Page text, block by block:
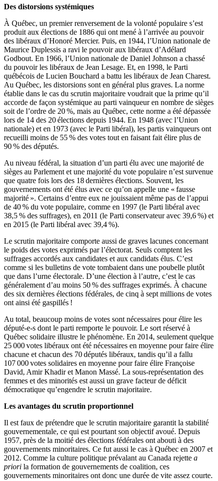
Des distorsions systémiques
À Québec, un premier renversement de la volonté populaire s’est
produit aux élections de 1886 qui ont mené à l’arrivée au pouvoir
des libéraux d’Honoré Mercier. Puis, en 1944, l’Union nationale de
Maurice Duplessis a ravi le pouvoir aux libéraux d’Adélard
Godbout. En 1966, l’Union nationale de Daniel Johnson a chassé
du pouvoir les libéraux de Jean Lesage. Et, en 1998, le Parti
québécois de Lucien Bouchard a battu les libéraux de Jean Charest.
Au Québec, les distorsions sont en général plus graves. La norme
établie dans le cas du scrutin majoritaire voudrait que la prime qu’il
accorde de façon systémique au parti vainqueur en nombre de sièges
soit de l’ordre de 20 %, mais au Québec, cette norme a été dépassée
lors de 14 des 20 élections depuis 1944. En 1948 (avec l’Union
nationale) et en 1973 (avec le Parti libéral), les partis vainqueurs ont
recueilli moins de 55 % des votes tout en faisant fait élire plus de
90 % des députés.
Au niveau fédéral, la situation d’un parti élu avec une majorité de
sièges au Parlement et une majorité du vote populaire n’est survenue
que quatre fois lors des 18 dernières élections. Souvent, les
gouvernements ont été élus avec ce qu’on appelle une « fausse
majorité ». Certains d’entre eux ne jouissaient même pas de l’appui
de 40 % du vote populaire, comme en 1997 (le Parti libéral avec
38,5 % des suffrages), en 2011 (le Parti conservateur avec 39,6 %) et
en 2015 (le Parti libéral avec 39,4 %).
Le scrutin majoritaire comporte aussi de graves lacunes concernant
le poids des votes exprimés par l’électorat. Seuls comptent les
suffrages accordés aux candidates et aux candidats élus. C’est
comme si les bulletins de vote tombaient dans une poubelle plutôt
que dans l’urne électorale. D’une élection à l’autre, c’est le cas
généralement d’au moins 50 % des suffrages exprimés. À chacune
des six dernières élections fédérales, de cinq à sept millions de votes
ont ainsi été gaspillés !
Au total, beaucoup moins de votes sont nécessaires pour élire les
député-e-s dont le parti remporte le pouvoir. Le sort réservé à
Québec solidaire illustre le phénomène. En 2014, seulement quelque
25 000 votes libéraux ont été nécessaires en moyenne pour faire élire
chacune et chacun des 70 députés libéraux, tandis qu’il a fallu
107 000 votes solidaires en moyenne pour faire élire Françoise
David, Amir Khadir et Manon Massé. La sous-représentation des
femmes et des minorités est aussi un grave facteur de déficit
démocratique qu’engendre le scrutin majoritaire.
Les avantages du scrutin proportionnel
Il est faux de prétendre que le scrutin majoritaire garantit la stabilité
gouvernementale, ce qui est pourtant son objectif avoué. Depuis
1957, près de la moitié des élections fédérales ont abouti à des
gouvernements minoritaires. Ce fut aussi le cas à Québec en 2007 et
2012. Comme la culture politique prévalant au Canada rejette a
priori la formation de gouvernements de coalition, ces
gouvernements minoritaires ont donc une durée de vite assez courte.